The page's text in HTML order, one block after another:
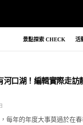
景點探索 CHECK 活
口湖！編輯實際走訪
每年的年度大事莫過於在